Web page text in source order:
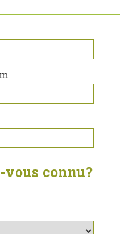
vous connu?